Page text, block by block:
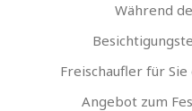
Während
Freischaufler für
Angebot zum